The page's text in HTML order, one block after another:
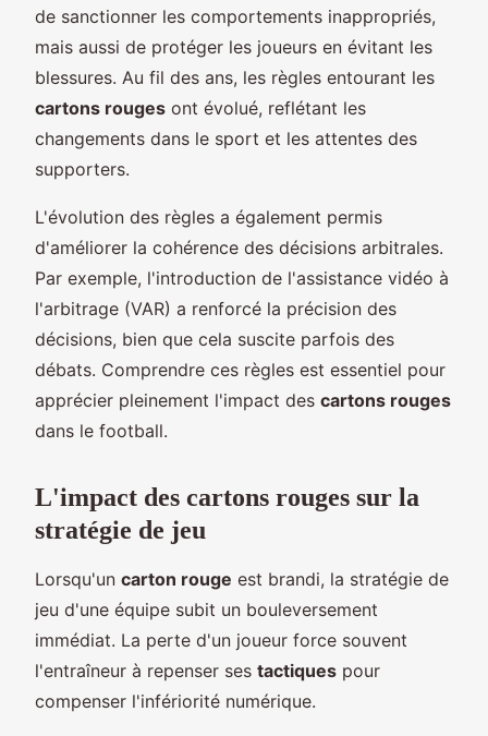
de sanctionner les comportements inappropriés,
mais aussi de protéger les joueurs en évitant les
blessures. Au fil des ans, les règles entourant les
cartons rouges ont évolué, reflétant les
changements dans le sport et les attentes des
supporters.
L'évolution des règles a également permis
d'améliorer la cohérence des décisions arbitrales.
Par exemple, l'introduction de l'assistance vidéo à
l'arbitrage (VAR) a renforcé la précision des
décisions, bien que cela suscite parfois des
débats. Comprendre ces règles est essentiel pour
apprécier pleinement l'impact des cartons rouges
dans le football.
L'impact des cartons rouges sur la
stratégie de jeu
Lorsqu'un carton rouge est brandi, la stratégie de
jeu d'une équipe subit un bouleversement
immédiat. La perte d'un joueur force souvent
l'entraîneur à repenser ses tactiques pour
compenser l'infériorité numérique.